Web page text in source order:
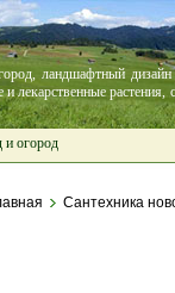
ландшафтный
лекарственные растения,
и огород
Сантехника